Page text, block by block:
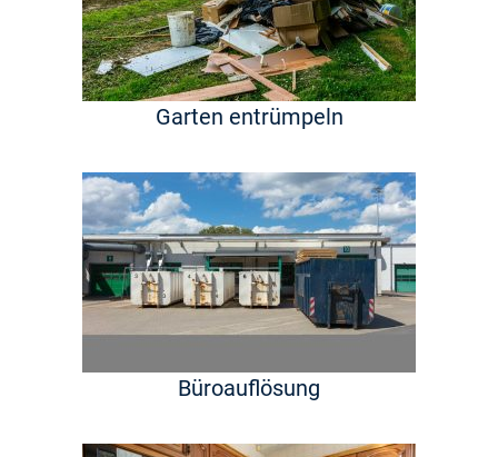
Garten entrümpeln
Büroauflösung